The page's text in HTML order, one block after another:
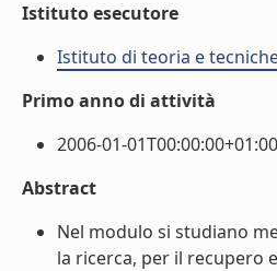
Istituto esecutore
Istituto di teoria e
Primo anno di attività
2006-01-
Abstract
Nel modulo si studiano
la ricerca, per il recupero